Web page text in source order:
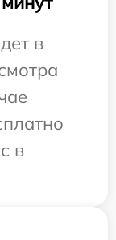
в
в